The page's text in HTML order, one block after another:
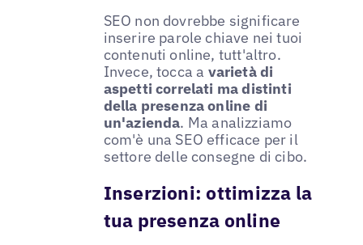
SEO non dovrebbe significare
inserire parole chiave nei tuoi
contenuti online, tutt'altro.
Invece, tocca a varietà di
aspetti correlati ma distinti
della presenza online di
un'azienda. Ma analizziamo
com'è una SEO efficace per il
settore delle consegne di cibo.
Inserzioni: ottimizza la
tua presenza online